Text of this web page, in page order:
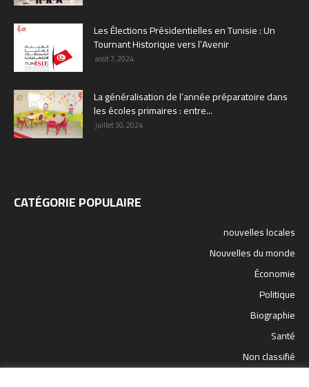
Les Élections Présidentielles en Tunisie : Un
Tournant Historique vers l’Avenir
août 7, 2024
La généralisation de l’année préparatoire dans
les écoles primaires : entre...
juillet 30, 2024
CATÉGORIE POPULAIRE
nouvelles locales
Nouvelles du monde
Économie
Politique
Biographie
Santé
Non classifié